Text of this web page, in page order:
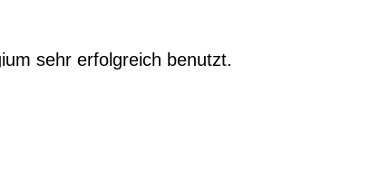
sehr erfolgreich benutzt.